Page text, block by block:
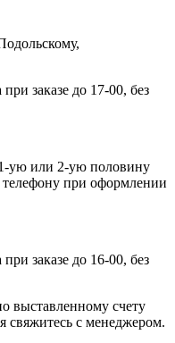
заказе до 17-00, без
ую или 2-ую половину
при оформлении
заказе до 16-00, без
выставленному счету
свяжитесь с менеджером.